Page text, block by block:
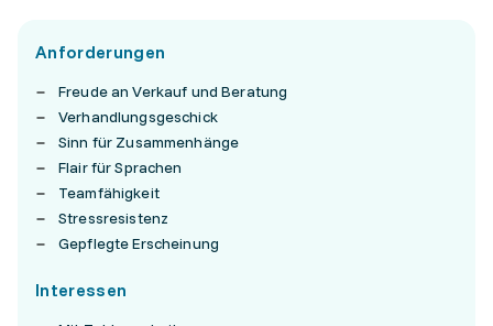
Anforderungen
Freude an Verkauf und Beratung
Verhandlungsgeschick
Sinn für Zusammenhänge
Flair für Sprachen
Teamfähigkeit
Stressresistenz
Gepflegte Erscheinung
Interessen